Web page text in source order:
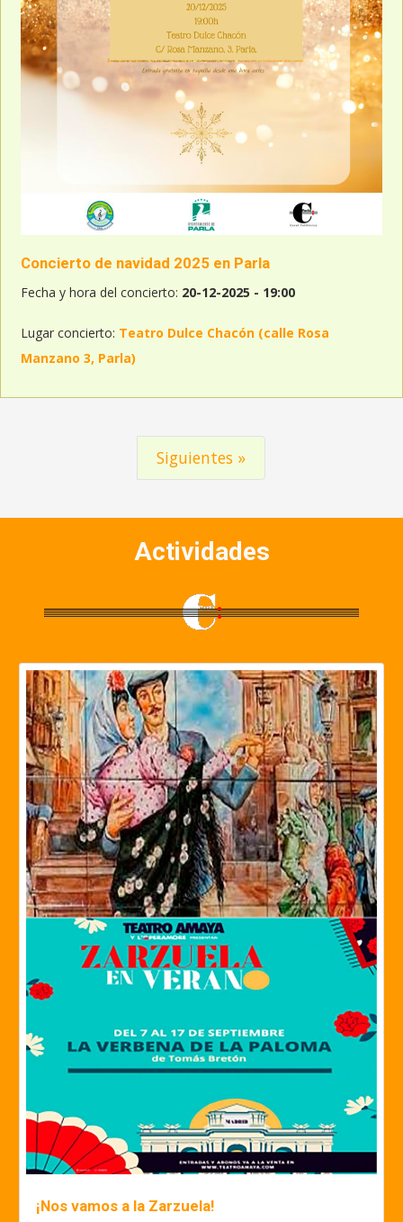
Concierto de navidad 2025 en Parla
Fecha y hora del concierto: 20-12-2025 - 19:00
Lugar concierto: Teatro Dulce Chacón (calle Rosa
Manzano 3, Parla)
Siguientes »
Actividades
¡Nos vamos a la Zarzuela!